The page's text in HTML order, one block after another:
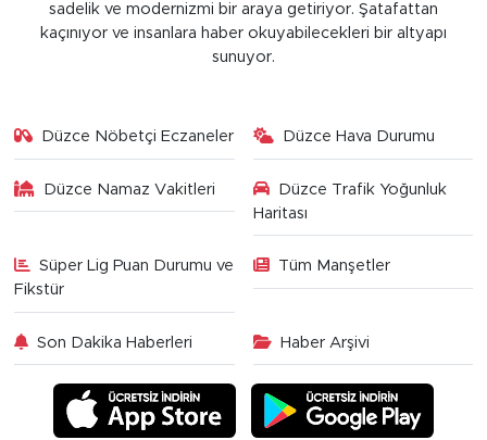
sadelik ve modernizmi bir araya getiriyor. Şatafattan
kaçınıyor ve insanlara haber okuyabilecekleri bir altyapı
sunuyor.
Düzce Nöbetçi Eczaneler Düzce Hava Durumu
Düzce Namaz Vakitleri
Düzce Trafik Yoğunluk
Haritası
Süper Lig Puan Durumu ve
Fikstür
Tüm Manşetler
Son Dakika Haberleri Haber Arşivi